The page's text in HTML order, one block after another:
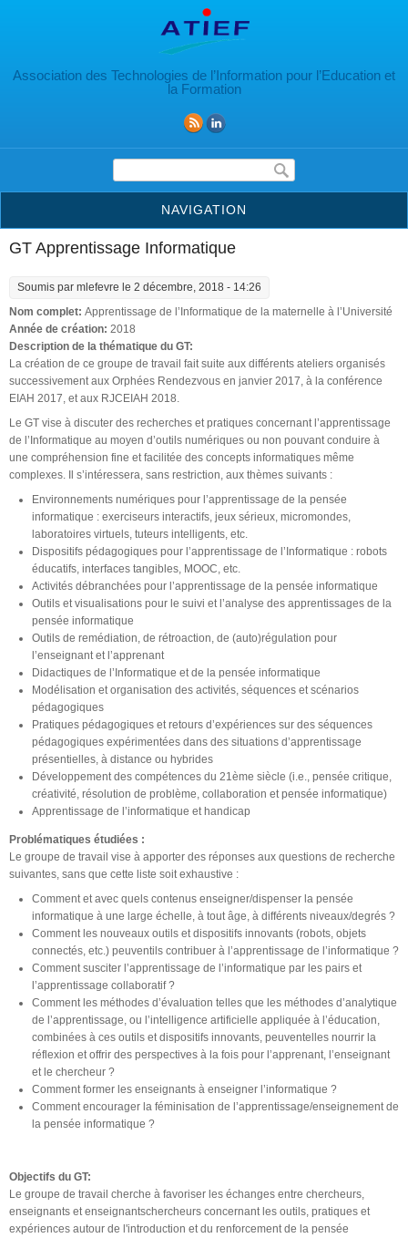
Association des Technologies de l’Information pour l’Education et
la Formation
Formulaire de recherche
NAVIGATION
GT Apprentissage Informatique
Soumis par mlefevre le 2 décembre, 2018 - 14:26
Nom complet: Apprentissage de l’Informatique de la maternelle à l’Université
Année de création: 2018
Description de la thématique du GT:
La création de ce groupe de travail fait suite aux différents ateliers organisés
successivement aux Orphées Rendez­vous en janvier 2017, à la conférence
EIAH 2017, et aux RJC­EIAH 2018.
Le GT vise à discuter des recherches et pratiques concernant l’apprentissage
de l’Informatique au moyen d’outils numériques ou non pouvant conduire à
une compréhension fine et facilitée des concepts informatiques même
complexes. Il s’intéressera, sans restriction, aux thèmes suivants :
Environnements numériques pour l’apprentissage de la pensée
informatique : exerciseurs interactifs, jeux sérieux, micro­mondes,
laboratoires virtuels, tuteurs intelligents, etc.
Dispositifs pédagogiques pour l’apprentissage de l’Informatique : robots
éducatifs, interfaces tangibles, MOOC, etc.
Activités débranchées pour l’apprentissage de la pensée informatique
Outils et visualisations pour le suivi et l’analyse des apprentissages de la
pensée informatique
Outils de remédiation, de rétroaction, de (auto­)régulation pour
l’enseignant et l’apprenant
Didactiques de l’Informatique et de la pensée informatique
Modélisation et organisation des activités, séquences et scénarios
pédagogiques
Pratiques pédagogiques et retours d’expériences sur des séquences
pédagogiques expérimentées dans des situations d’apprentissage
présentielles, à distance ou hybrides
Développement des compétences du 21ème siècle (i.e., pensée critique,
créativité, résolution de problème, collaboration et pensée informatique)
Apprentissage de l’informatique et handicap
Problématiques étudiées :
Le groupe de travail vise à apporter des réponses aux questions de recherche
suivantes, sans que cette liste soit exhaustive :
Comment et avec quels contenus enseigner/dispenser la pensée
informatique à une large échelle, à tout âge, à différents niveaux/degrés ?
Comment les nouveaux outils et dispositifs innovants (robots, objets
connectés, etc.) peuvent­ils contribuer à l’apprentissage de l’informatique ?
Comment susciter l’apprentissage de l’informatique par les pairs et
l’apprentissage collaboratif ?
Comment les méthodes d’évaluation telles que les méthodes d’analytique
de l’apprentissage, ou l’intelligence artificielle appliquée à l’éducation,
combinées à ces outils et dispositifs innovants, peuvent­elles nourrir la
réflexion et offrir des perspectives à la fois pour l’apprenant, l’enseignant
et le chercheur ?
Comment former les enseignants à enseigner l’informatique ?
Comment encourager la féminisation de l’apprentissage/enseignement de
la pensée informatique ?
Objectifs du GT:
Le groupe de travail cherche à favoriser les échanges entre chercheurs,
enseignants et enseignants­chercheurs concernant les outils, pratiques et
expériences autour de l'introduction et du renforcement de la pensée